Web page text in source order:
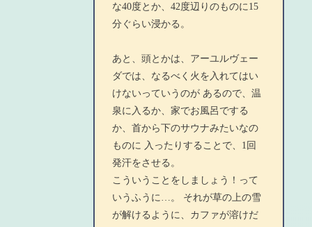
な40度とか、42度辺りのものに15
分ぐらい浸かる。
あと、頭とかは、アーユルヴェー
ダでは、なるべく火を入れてはい
けないっていうのが あるので、温
泉に入るか、家でお風呂でする
か、首から下のサウナみたいなの
ものに 入ったりすることで、1回
発汗をさせる。
こういうことをしましょう！って
いうふうに…。 それが草の上の雪
が解けるように、カファが溶けだ